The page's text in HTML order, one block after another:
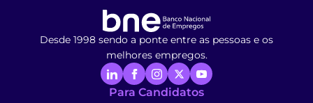
Desde 1998 sendo a ponte entre as pessoas e os
melhores empregos.
Para Candidatos